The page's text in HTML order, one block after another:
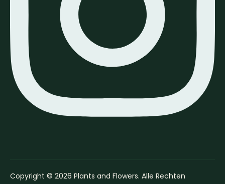
Copyright © 2026 Plants and Flowers. Alle Rechten